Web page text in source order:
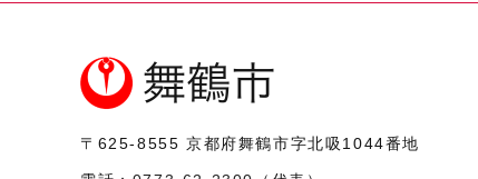
〒625-8555 京都府舞鶴市字北吸1044番地